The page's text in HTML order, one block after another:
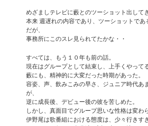
めざましテレビに藪とのツーショット出して
本来 週遅れの内容であり、ツーショットで
だが、
事務所にこのスレ見られてたかな・・
すべては、もう１０年も前の話。
現在はグループとして結束し、上手くやって
藪にも、精神的に大変だった時期があった。
容姿、声、飲みこみの早さ、ジュニア時代あ
が、
逆に成長後、デビュー後の彼を苦しめた。
しかし、真面目でグループ思いな性格は変わ
伊野尾は歌番組における態度は、少々行きす